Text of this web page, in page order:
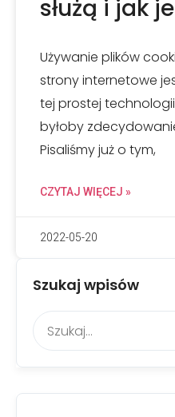
służą i jak
Używanie plików
strony internetowe
tej prostej
byłoby
Pisaliśmy już o tym,
CZYTAJ WIĘCEJ »
2022-05-20
Szukaj wpisów